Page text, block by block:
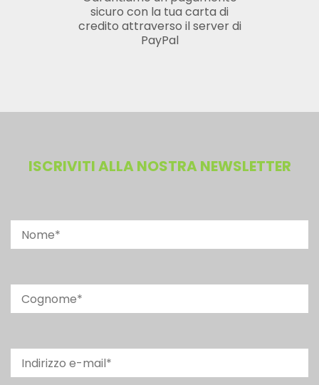
sicuro con la tua carta di
credito attraverso il server di
PayPal
ISCRIVITI ALLA NOSTRA NEWSLETTER